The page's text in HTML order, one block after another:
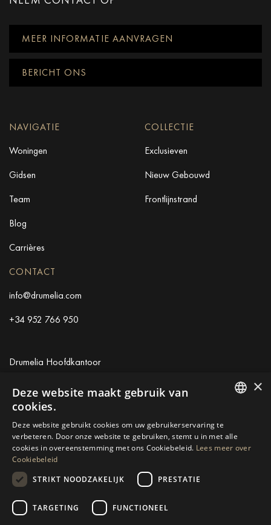
MEER INFORMATIE AANVRAGEN
BERICHT ONS
NAVIGATIE
Woningen
Gidsen
Team
Blog
Carrières
COLLECTIE
Exclusieven
Nieuw Gebouwd
Frontlijnstrand
CONTACT
info@drumelia.com
+34 952 766 950
Drumelia Hoofdkantoor
Centro de Negocios Puerta de Banus
Edificio B, Local 11
29660 Marbella
+34 952 766 950
info@drumelia.com
© 2026 Drumelia Real Estate.
Linkedin Instagram Youtube
SPANISH
×
Deze website maakt gebruik van
cookies.
Deze website gebruikt cookies om uw gebruikerservaring te
verbeteren. Door onze website te gebruiken, stemt u in met alle
cookies in overeenstemming met ons Cookiebeleid. Lees meer over
Cookiebeleid
STRIKT NOODZAKELIJK
PRESTATIE
TARGETING FUNCTIONEEL